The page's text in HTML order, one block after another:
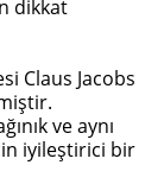
dikkat
Claus Jacobs
ve aynı
iyileştirici bir